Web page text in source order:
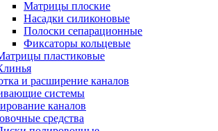
Матрицы плоские
Насадки силиконовые
Полоски сепарационные
Фиксаторы кольцевые
пластиковые
и расширение каналов
системы
каналов
средства